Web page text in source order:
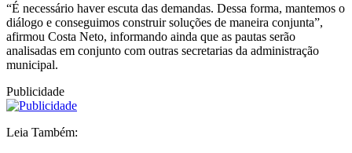
“É necessário haver escuta das demandas. Dessa forma, mantemos o
diálogo e conseguimos construir soluções de maneira conjunta”,
afirmou Costa Neto, informando ainda que as pautas serão
analisadas em conjunto com outras secretarias da administração
municipal.
Publicidade
Leia Também: